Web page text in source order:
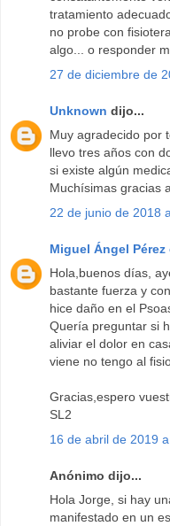
tratamiento
no probe con
algo... o responder
27 de diciembre de
Unknown dijo...
Muy agradecido por
llevo tres años con
si existe algún
Muchísimas gracias
22 de junio de 2018
Miguel Ángel Pérez
Hola,buenos días,
bastante fuerza y
hice daño en el
Quería preguntar si
aliviar el dolor en
viene no tengo al
Gracias,espero
SL2
16 de abril de 2019
Anónimo dijo...
Hola Jorge, si hay
manifestado en un